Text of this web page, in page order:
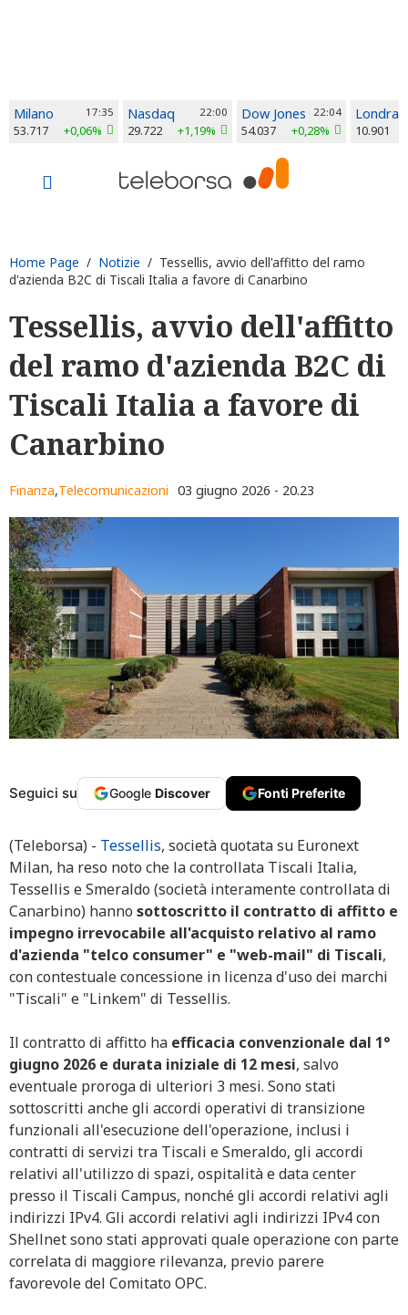
Milano 17:35
53.717 +0,06%
Nasdaq 22:00
29.722 +1,19%
Dow Jones 22:04
54.037 +0,28%
Londra
10.901
Home Page / Notizie / Tessellis, avvio dell'affitto del ramo
d'azienda B2C di Tiscali Italia a favore di Canarbino
Tessellis, avvio dell'affitto
del ramo d'azienda B2C di
Tiscali Italia a favore di
Canarbino
Finanza,Telecomunicazioni 03 giugno 2026 - 20.23
Seguici su Google Discover Fonti Preferite
(Teleborsa) - Tessellis, società quotata su Euronext
Milan, ha reso noto che la controllata Tiscali Italia,
Tessellis e Smeraldo (società interamente controllata di
Canarbino) hanno sottoscritto il contratto di affitto e
impegno irrevocabile all'acquisto relativo al ramo
d'azienda "telco consumer" e "web-mail" di Tiscali,
con contestuale concessione in licenza d'uso dei marchi
"Tiscali" e "Linkem" di Tessellis.
Il contratto di affitto ha efficacia convenzionale dal 1°
giugno 2026 e durata iniziale di 12 mesi, salvo
eventuale proroga di ulteriori 3 mesi. Sono stati
sottoscritti anche gli accordi operativi di transizione
funzionali all'esecuzione dell'operazione, inclusi i
contratti di servizi tra Tiscali e Smeraldo, gli accordi
relativi all'utilizzo di spazi, ospitalità e data center
presso il Tiscali Campus, nonché gli accordi relativi agli
indirizzi IPv4. Gli accordi relativi agli indirizzi IPv4 con
Shellnet sono stati approvati quale operazione con parte
correlata di maggiore rilevanza, previo parere
favorevole del Comitato OPC.